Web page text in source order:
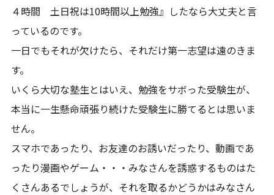
４時間 土日祝は10時間以上勉強』したなら大丈夫と言
っているのです。
一日でもそれが欠けたら、それだけ第一志望は遠のきま
す。
いくら大切な塾生とはいえ、勉強をサボった受験生が、
本当に一生懸命頑張り続けた受験生に勝てるとは思いま
せん。
スマホであったり、お友達のお誘いだったり、動画であ
ったり漫画やゲーム・・・みなさんを誘惑するものはた
くさんあるでしょうが、それを取るかどうかはみなさん